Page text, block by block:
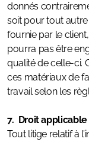
donnés
soit pour tout
fournie par le
pourra pas être
qualité de celle-ci.
ces matériaux de
travail selon les
7. Droit
Tout litige relatif à